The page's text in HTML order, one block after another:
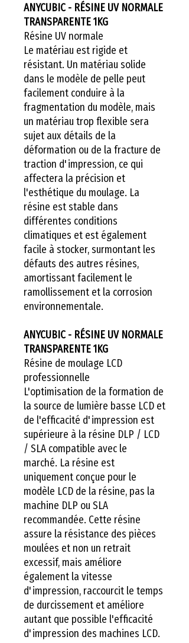
ANYCUBIC - RÉSINE UV NORMALE
TRANSPARENTE 1KG
Résine UV normale
Le matériau est rigide et
résistant. Un matériau solide
dans le modèle de pelle peut
facilement conduire à la
fragmentation du modèle, mais
un matériau trop flexible sera
sujet aux détails de la
déformation ou de la fracture de
traction d'impression, ce qui
affectera la précision et
l'esthétique du moulage. La
résine est stable dans
différentes conditions
climatiques et est également
facile à stocker, surmontant les
défauts des autres résines,
amortissant facilement le
ramollissement et la corrosion
environnementale.
ANYCUBIC - RÉSINE UV NORMALE
TRANSPARENTE 1KG
Résine de moulage LCD
professionnelle
L'optimisation de la formation de
la source de lumière basse LCD et
de l'efficacité d'impression est
supérieure à la résine DLP / LCD
/ SLA compatible avec le
marché. La résine est
uniquement conçue pour le
modèle LCD de la résine, pas la
machine DLP ou SLA
recommandée. Cette résine
assure la résistance des pièces
moulées et non un retrait
excessif, mais améliore
également la vitesse
d'impression, raccourcit le temps
de durcissement et améliore
autant que possible l'efficacité
d'impression des machines LCD.